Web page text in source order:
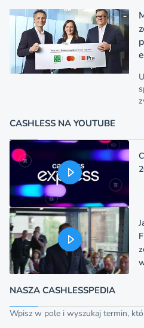
CASHLESS NA YOUTUBE
NASZA CASHLESSPEDIA
Wpisz w pole i wyszukaj termin,